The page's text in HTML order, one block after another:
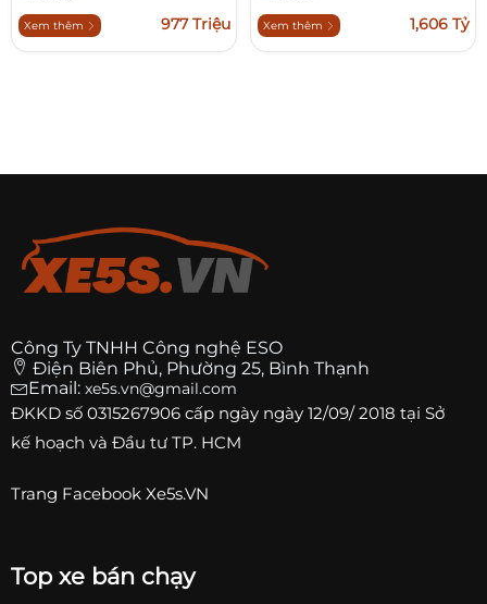
Xem thêm 977 Triệu Xem thêm 1,606 Tỷ
Công Ty TNHH Công nghệ ESO
Điện Biên Phủ, Phường 25, Bình Thạnh
Email: xe5s.vn@gmail.com
ĐKKD số 0315267906 cấp ngày ngày 12/09/ 2018 tại Sở
kế hoạch và Đầu tư TP. HCM
Trang Facebook Xe5s.VN
Top xe bán chạy